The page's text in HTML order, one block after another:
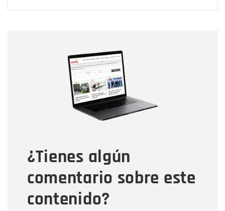
¿Tienes algún
comentario sobre este
contenido?
Correo electrónico
Tipo de comentario
Mensaje